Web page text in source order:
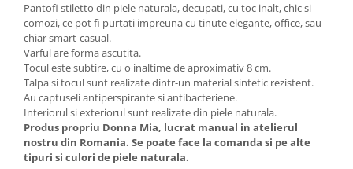
Pantofi stiletto din piele naturala, decupati, cu toc inalt, chic si
comozi, ce pot fi purtati impreuna cu tinute elegante, office, sau
chiar smart-casual.
Varful are forma ascutita.
Tocul este subtire, cu o inaltime de aproximativ 8 cm.
Talpa si tocul sunt realizate dintr-un material sintetic rezistent.
Au captuseli antiperspirante si antibacteriene.
Interiorul si exteriorul sunt realizate din piele naturala.
Produs propriu Donna Mia, lucrat manual in atelierul
nostru din Romania. Se poate face la comanda si pe alte
tipuri si culori de piele naturala.